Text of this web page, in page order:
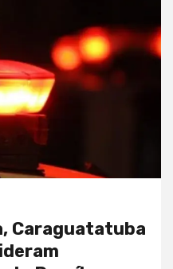
Caraguatatuba